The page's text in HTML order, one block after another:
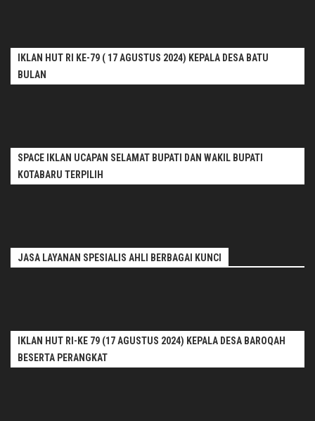
IKLAN HUT RI KE-79 ( 17 AGUSTUS 2024) KEPALA DESA BATU
BULAN
SPACE IKLAN UCAPAN SELAMAT BUPATI DAN WAKIL BUPATI
KOTABARU TERPILIH
JASA LAYANAN SPESIALIS AHLI BERBAGAI KUNCI
IKLAN HUT RI-KE 79 (17 AGUSTUS 2024) KEPALA DESA BAROQAH
BESERTA PERANGKAT